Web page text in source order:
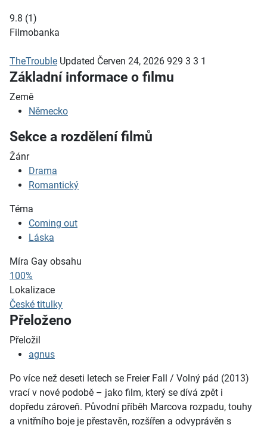
9.8 (1)
Filmobanka
TheTrouble Updated Červen 24, 2026 929 3 3 1
Základní informace o filmu
Země
Německo
Sekce a rozdělení filmů
Žánr
Drama
Romantický
Téma
Coming out
Láska
Míra Gay obsahu
100%
Lokalizace
České titulky
Přeloženo
Přeložil
agnus
Po více než deseti letech se Freier Fall / Volný pád (2013)
vrací v nové podobě – jako film, který se dívá zpět i
dopředu zároveň. Původní příběh Marcova rozpadu, touhy
a vnitřního boje je přestavěn, rozšířen a odvyprávěn s